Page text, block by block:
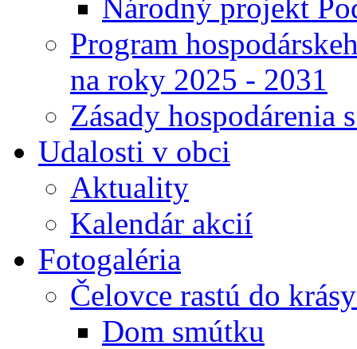
Národný projekt
Program
na roky 2025 - 2031
Zásady hospodárenia
Udalosti v obci
Aktuality
Kalendár akcií
Fotogaléria
Čelovce rastú do
Dom smútku